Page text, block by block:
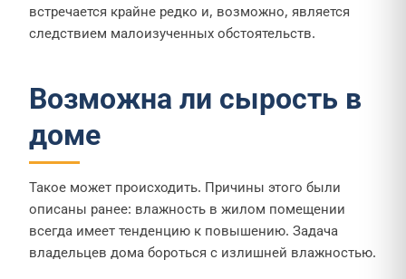
встречается крайне редко и, возможно, является
следствием малоизученных обстоятельств.
Возможна ли сырость в
доме
Такое может происходить. Причины этого были
описаны ранее: влажность в жилом помещении
всегда имеет тенденцию к повышению. Задача
владельцев дома бороться с излишней влажностью.